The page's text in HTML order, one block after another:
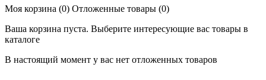
Моя корзина (0) Отложенные товары (0)
Ваша корзина пуста. Выберите интересующие вас товары в
каталоге
В настоящий момент у вас нет отложенных товаров